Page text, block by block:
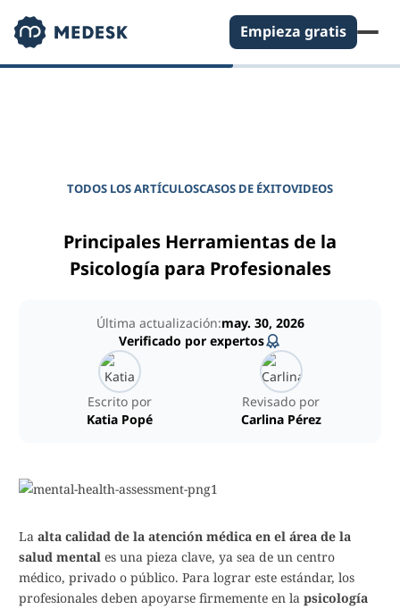
Empieza gratis
TODOS LOS ARTÍCULOSCASOS DE ÉXITOVIDEOS
Principales Herramientas de la
Psicología para Profesionales
Escrito por
Katia Popé
Revisado por
Carlina Pérez
Última actualización:may. 30, 2026
Verificado por expertos
La alta calidad de la atención médica en el área de la
salud mental es una pieza clave, ya sea de un centro
médico, privado o público. Para lograr este estándar, los
profesionales deben apoyarse firmemente en la psicología